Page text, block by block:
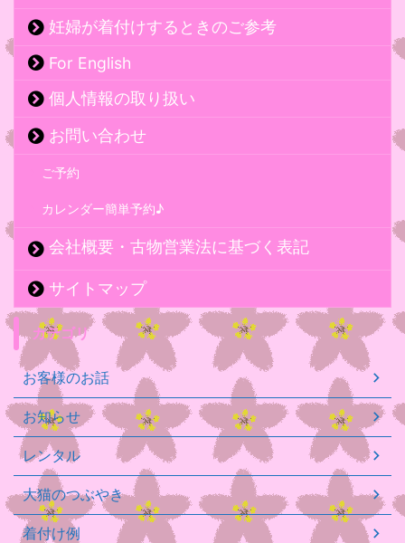
妊婦が着付けするときのご参考
For English
個人情報の取り扱い
お問い合わせ
ご予約
カレンダー簡単予約♪
会社概要・古物営業法に基づく表記
サイトマップ
カテゴリ
お客様のお話
お知らせ
レンタル
大猫のつぶやき
着付け例